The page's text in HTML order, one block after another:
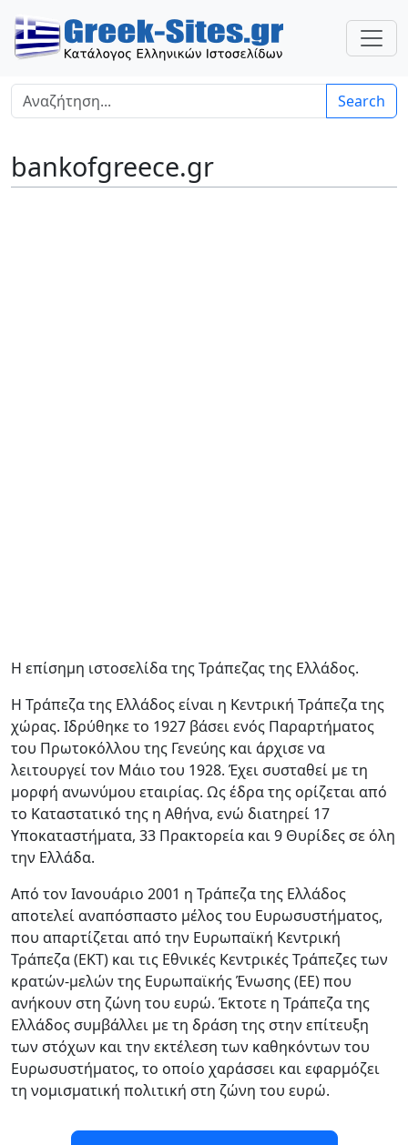
Search
bankofgreece.gr
Η επίσημη ιστοσελίδα της Τράπεζας της Ελλάδος.
Η Τράπεζα της Ελλάδος είναι η Κεντρική Τράπεζα της
χώρας. Ιδρύθηκε το 1927 βάσει ενός Παραρτήματος
του Πρωτοκόλλου της Γενεύης και άρχισε να
λειτουργεί τον Μάιο του 1928. Έχει συσταθεί με τη
μορφή ανωνύμου εταιρίας. Ως έδρα της ορίζεται από
το Καταστατικό της η Αθήνα, ενώ διατηρεί 17
Υποκαταστήματα, 33 Πρακτορεία και 9 Θυρίδες σε όλη
την Ελλάδα.
Από τον Ιανουάριο 2001 η Τράπεζα της Ελλάδος
αποτελεί αναπόσπαστο μέλος του Ευρωσυστήματος,
που απαρτίζεται από την Ευρωπαϊκή Κεντρική
Τράπεζα (EKT) και τις Εθνικές Κεντρικές Τράπεζες των
κρατών-μελών της Ευρωπαϊκής Ένωσης (ΕΕ) που
ανήκουν στη ζώνη του ευρώ. Έκτοτε η Τράπεζα της
Ελλάδος συμβάλλει με τη δράση της στην επίτευξη
των στόχων και την εκτέλεση των καθηκόντων του
Ευρωσυστήματος, το οποίο χαράσσει και εφαρμόζει
τη νομισματική πολιτική στη ζώνη του ευρώ.